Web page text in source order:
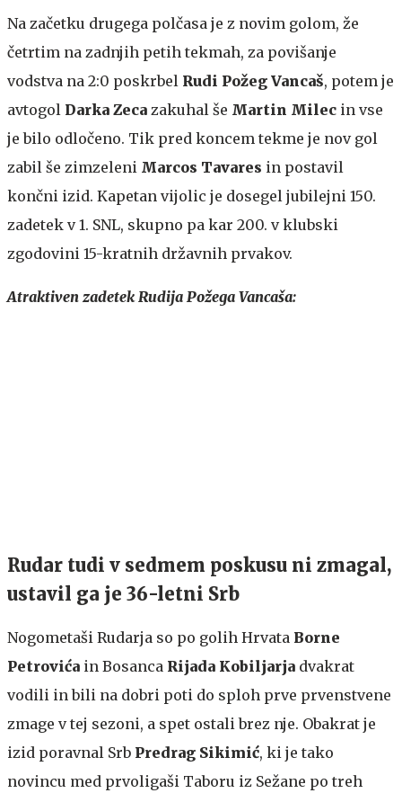
Na začetku drugega polčasa je z novim golom, že
četrtim na zadnjih petih tekmah, za povišanje
vodstva na 2:0 poskrbel Rudi Požeg Vancaš, potem je
avtogol Darka Zeca zakuhal še Martin Milec in vse
je bilo odločeno. Tik pred koncem tekme je nov gol
zabil še zimzeleni Marcos Tavares in postavil
končni izid. Kapetan vijolic je dosegel jubilejni 150.
zadetek v 1. SNL, skupno pa kar 200. v klubski
zgodovini 15-kratnih državnih prvakov.
Atraktiven zadetek Rudija Požega Vancaša:
Rudar tudi v sedmem poskusu ni zmagal,
ustavil ga je 36-letni Srb
Nogometaši Rudarja so po golih Hrvata Borne
Petrovića in Bosanca Rijada Kobiljarja dvakrat
vodili in bili na dobri poti do sploh prve prvenstvene
zmage v tej sezoni, a spet ostali brez nje. Obakrat je
izid poravnal Srb Predrag Sikimić, ki je tako
novincu med prvoligaši Taboru iz Sežane po treh